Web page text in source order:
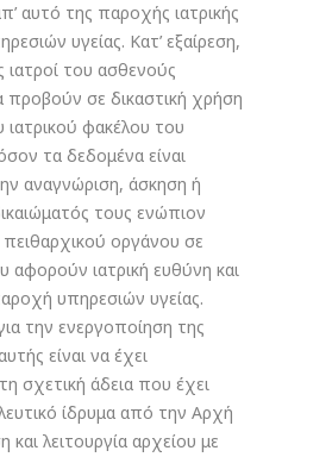
αυτό της παροχής ιατρικής
υγείας. Κατ’ εξαίρεση,
ιατροί του ασθενούς
προβούν σε δικαστική χρήση
ιατρικού φακέλου του
τα δεδομένα είναι
αναγνώριση, άσκηση ή
τους ενώπιον
πειθαρχικού οργάνου σε
αφορούν ιατρική ευθύνη και
υπηρεσιών υγείας.
την ενεργοποίηση της
είναι να έχει
σχετική άδεια που έχει
ίδρυμα από την Αρχή
και λειτουργία αρχείου με